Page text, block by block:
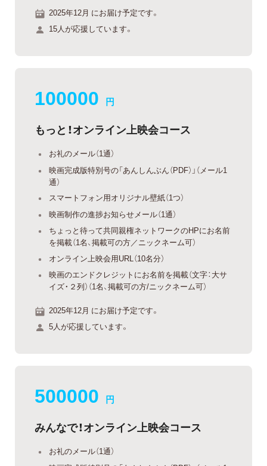
2025年12月 にお届け予定です。
15人が応援しています。
100000 円
もっと！オンライン上映会コース
お礼のメール（1通）
映画完成版特別号の「あんしんぶん（PDF）」（メール1
通）
スマートフォン用オリジナル壁紙（1つ）
映画制作の進捗お知らせメール（1通）
ちょっと待って共同親権ネットワークのHPにお名前
を掲載（1名、掲載可の方／ニックネーム可）
オンライン上映会用URL（10名分）
映画のエンドクレジットにお名前を掲載（文字：大サ
イズ・２列）（1名、掲載可の方/ニックネーム可）
2025年12月 にお届け予定です。
5人が応援しています。
500000 円
みんなで！オンライン上映会コース
お礼のメール（1通）